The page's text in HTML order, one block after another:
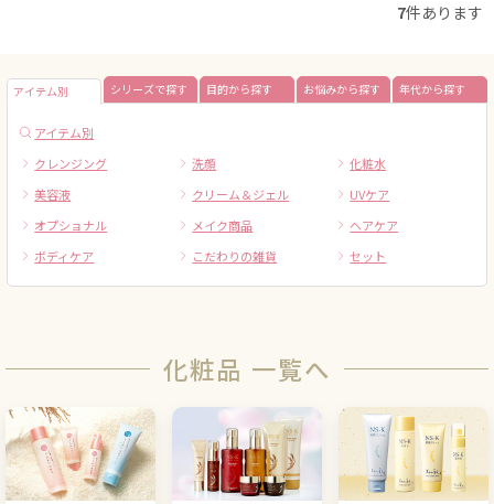
7件あります
アイテム別 シリーズで探す 目的から探す お悩みから探す 年代から探す
アイテム別
クレンジング
洗顔
化粧水
美容液
クリーム＆ジェル
UVケア
オプショナル
メイク商品
ヘアケア
ボディケア
こだわりの雑貨 セット
化粧品 一覧へ